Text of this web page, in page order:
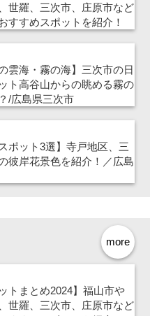
世羅、三次市、庄原市など
すすめスポットを紹介！
雲海・霧の海】三次市の日
ト高谷山からの眺める霧の
/広島県三次市
ポット3選】寺戸地区、三
彼岸花景色を紹介！／広島
more
トまとめ2024】福山市や
世羅、三次市、庄原市など